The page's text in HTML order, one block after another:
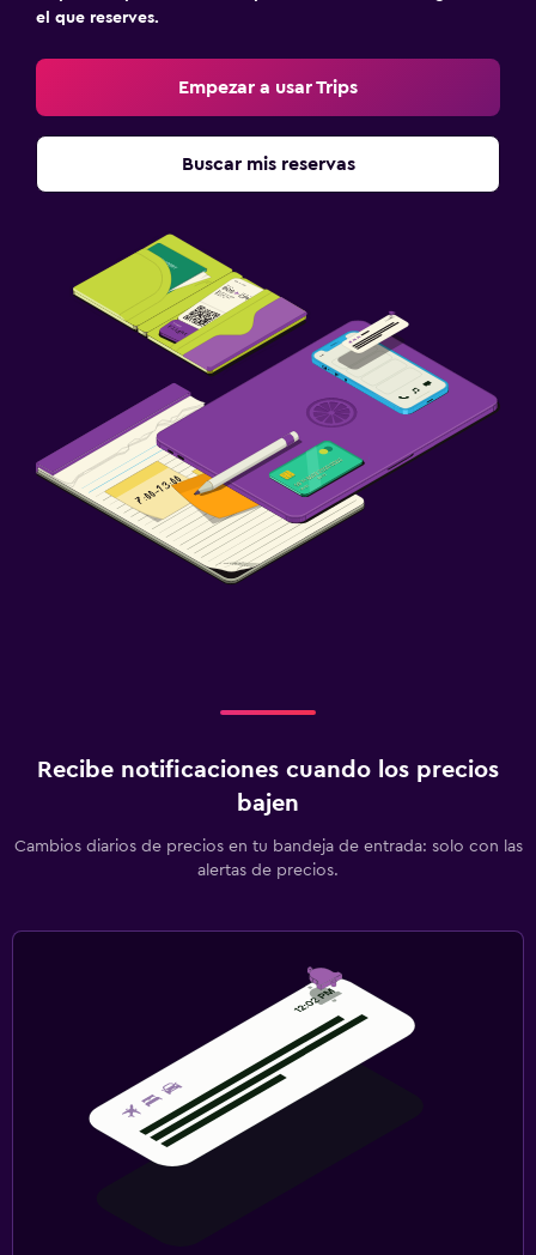
el que reserves.
Empezar a usar Trips
Buscar mis reservas
Recibe notificaciones cuando los precios
bajen
Cambios diarios de precios en tu bandeja de entrada: solo con las
alertas de precios.